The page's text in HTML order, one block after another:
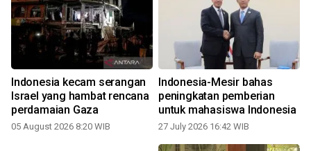
Indonesia kecam serangan
Israel yang hambat rencana
perdamaian Gaza
05 August 2026 8:20 WIB
Indonesia-Mesir bahas
peningkatan pemberian
untuk mahasiswa Indonesia
27 July 2026 16:42 WIB